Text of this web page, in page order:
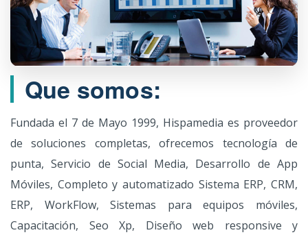
Que somos:
Fundada el 7 de Mayo 1999, Hispamedia es proveedor
de soluciones completas, ofrecemos tecnología de
punta, Servicio de Social Media, Desarrollo de App
Móviles, Completo y automatizado Sistema ERP, CRM,
ERP, WorkFlow, Sistemas para equipos móviles,
Capacitación, Seo Xp, Diseño web responsive y